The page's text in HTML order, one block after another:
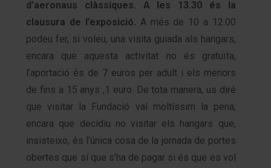
d’aeronaus clàssiques. A les 13.30 és la
clausura de l’exposició. A més de 10 a 12.00
podeu fer, si voleu, una visita guiada als hangars,
encara que aquesta activitat no és gratuïta,
l’aportació és de 7 euros per adult i els menors
de fins a 15 anys ,1 euro. De tota manera, us diré
que visitar la Fundació val moltíssim la pena,
encara que decidiu no visitar els hangars que,
insisteixo, és l’única cosa de la jornada de portes
obertes que sí que s’ha de pagar si és que es vol